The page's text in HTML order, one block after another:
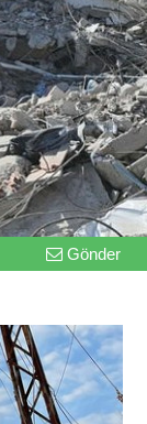
Gönder